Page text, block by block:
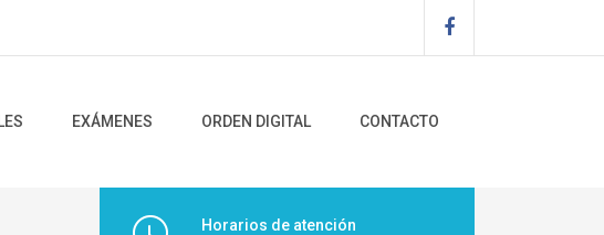
EXÁMENES ORDEN DIGITAL CONTACTO
Horarios de atención